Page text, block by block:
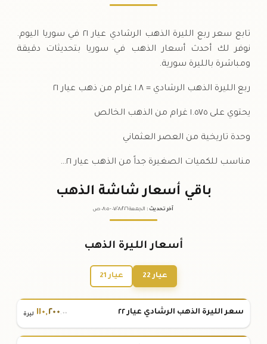
تابع سعر ربع الليرة الذهب الرشادي عيار ٢١ في سوريا اليوم.
نوفر لك أحدث أسعار الذهب في سوريا بتحديثات دقيقة
ومباشرة بالليرة سورية.
ربع الليرة الذهب الرشادي = ١.٨ غرام من ذهب عيار ٢١
يحتوي على ١.٥٧٥ غرام من الذهب الخالص
وحدة تاريخية من العصر العثماني
مناسب للكميات الصغيرة جداً من الذهب عيار ٢١…
باقي أسعار شاشة الذهب
آخر تحديث : الجمعة ٠٧ /٠٨/٢٠٢٦ - ٠٨:٠٥ ص
أسعار الليرة الذهب
عيار 22 عيار 21
سعر الليرة الذهب الرشادي عيار ٢٢ ١١٠,٢٠٠.٠٠ ليرة